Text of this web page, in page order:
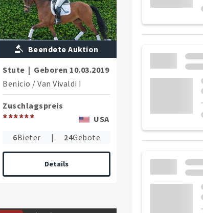
Beendete Auktion
Stute | Geboren 10.03.2019
Benicio /Van Vivaldi I
Zuschlagspreis
******
USA
6Bieter | 24Gebote
Details
Turniersportlich erfolgreiches